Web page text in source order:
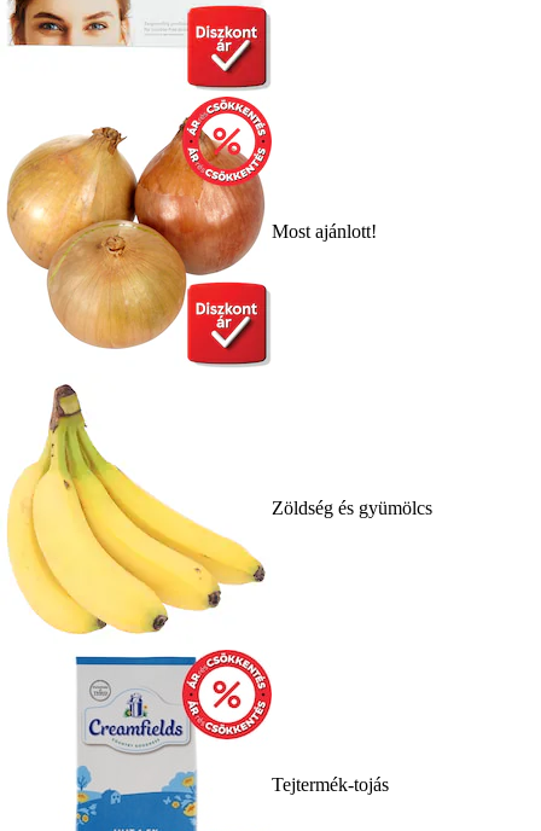
Most ajánlott!
Zöldség és gyümölcs
Tejtermék-tojás